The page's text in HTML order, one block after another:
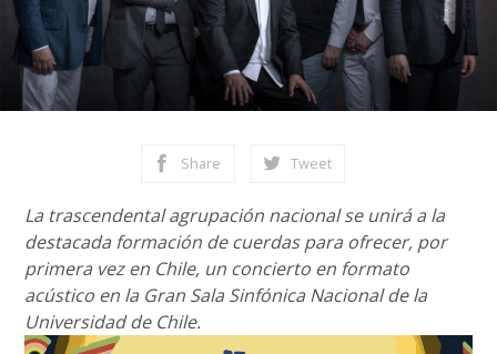
Share Tweet
La trascendental agrupación nacional se unirá a la
destacada formación de cuerdas para ofrecer, por
primera vez en Chile, un concierto en formato
acústico en la Gran Sala Sinfónica Nacional de la
Universidad de Chile.